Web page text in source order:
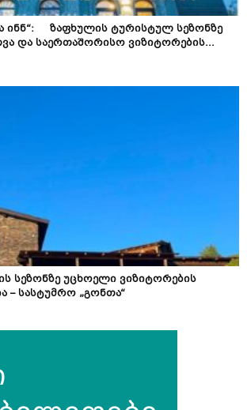
ინნ“: ზაფხულის ტურისტულ სეზონზე
და საერთაშორისო ვიზიტორების...
სეზონზე უცხოელი ვიზიტორების
– სასტუმრო „გონთა“